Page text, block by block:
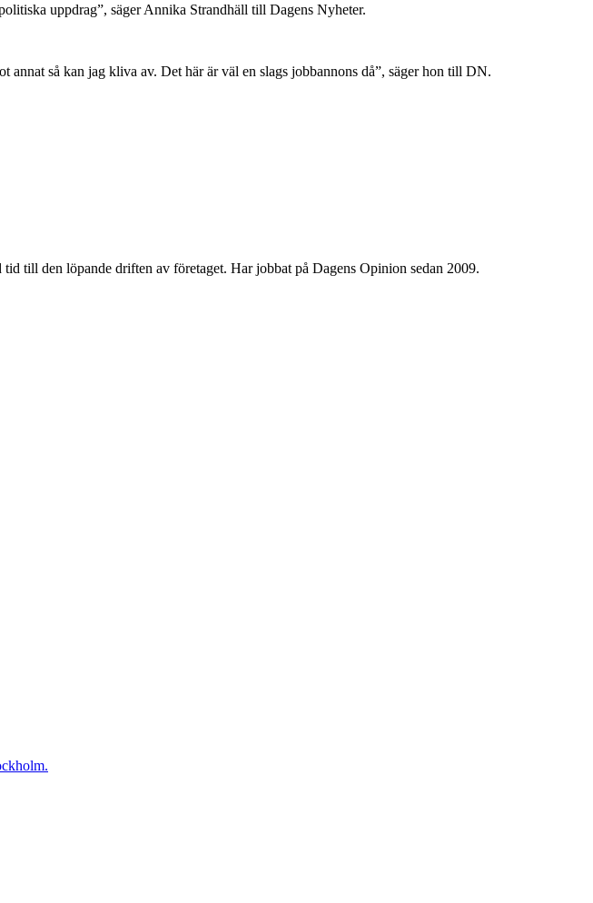
uppdrag”, säger Annika Strandhäll till Dagens Nyheter.
så kan jag kliva av. Det här är väl en slags jobbannons då”, säger hon till DN.
till den löpande driften av företaget. Har jobbat på Dagens Opinion sedan 2009.